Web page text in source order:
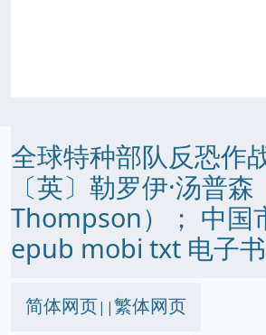
全球特种部队反恐作
〔英〕勒罗伊·汤普
Thompson）； 中国
epub mobi txt 电子
简体网页||繁体网页